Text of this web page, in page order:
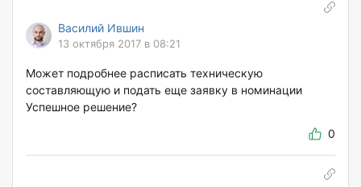
Василий Ившин
13 октября 2017 в 08:21
Может подробнее расписать техническую
составляющую и подать еще заявку в номинации
Успешное решение?
0